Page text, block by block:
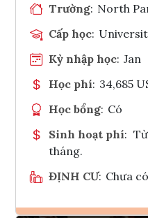
Trường: North
Cấp học:
Kỳ nhập học: Jan
Học phí: 34,685
Học bổng: Có
Sinh hoạt phí:
tháng.
ĐỊNH CƯ: Chưa